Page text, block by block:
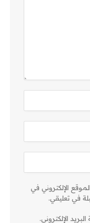
الإلكتروني في
في تعليقي.
الإلكتروني.